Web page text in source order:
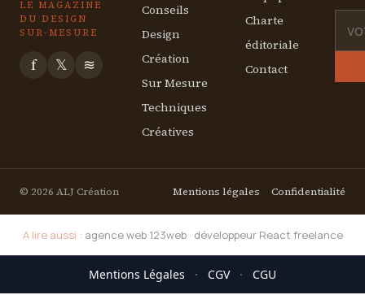
LE MAGAZINE
DU DESIGN
SUR-MESURE
f 𝕏 ≋
Conseils
Design
Création
Sur Mesure
Techniques
Créatives
Charte
éditoriale
Contact
© 2026 ALJ Création Mentions légales Confidentialité
A lire aussi : agence web 123web· développeur React freelance
Mentions Légales · CGV · CGU